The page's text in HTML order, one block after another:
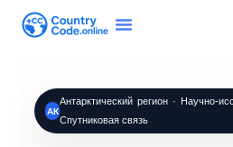
АК
Антарктический регион · Научно-
Спутниковая связь